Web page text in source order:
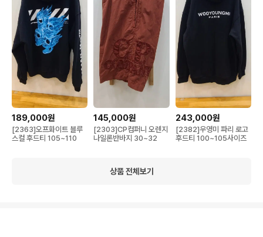
189,000원
[2363]오프화이트 블루
스컬 후드티 105~110
145,000원
[2303]CP컴퍼니 오렌지
나일론반바지 30~32
243,000원
[2382]우영미 파리 로고
후드티 100~105사이즈
상품 전체보기